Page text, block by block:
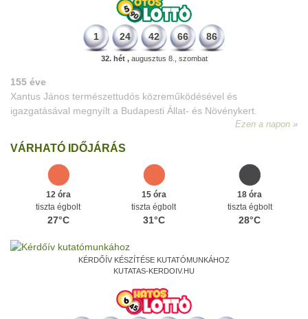
1 24 42 66 86
32. hét ,augusztus 8., szombat
155 éve
Xantus János természettudós közreműködésével és
igazgatásával megnyílt a Budapesti Állat- és Növénykert.
Ezen a napon
VÁRHATÓ IDŐJÁRÁS
12 óra
tiszta égbolt
27°C
15 óra
tiszta égbolt
31°C
18 óra
tiszta égbolt
28°C
KÉRDŐÍV KÉSZÍTÉSE KUTATÓMUNKÁHOZ
KUTATAS-KERDOIV.HU